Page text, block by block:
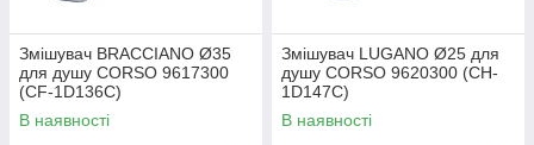
Змішувач BRACCIANO Ø35
для душу CORSO 9617300
(CF-1D136C)
В наявності
Змішувач LUGANO Ø25 для
душу CORSO 9620300 (CH-
1D147C)
В наявності